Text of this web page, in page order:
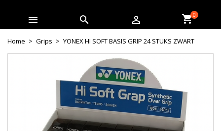
   0
Home Grips YONEX HI SOFT BASIS GRIP 24 STUKS ZWART